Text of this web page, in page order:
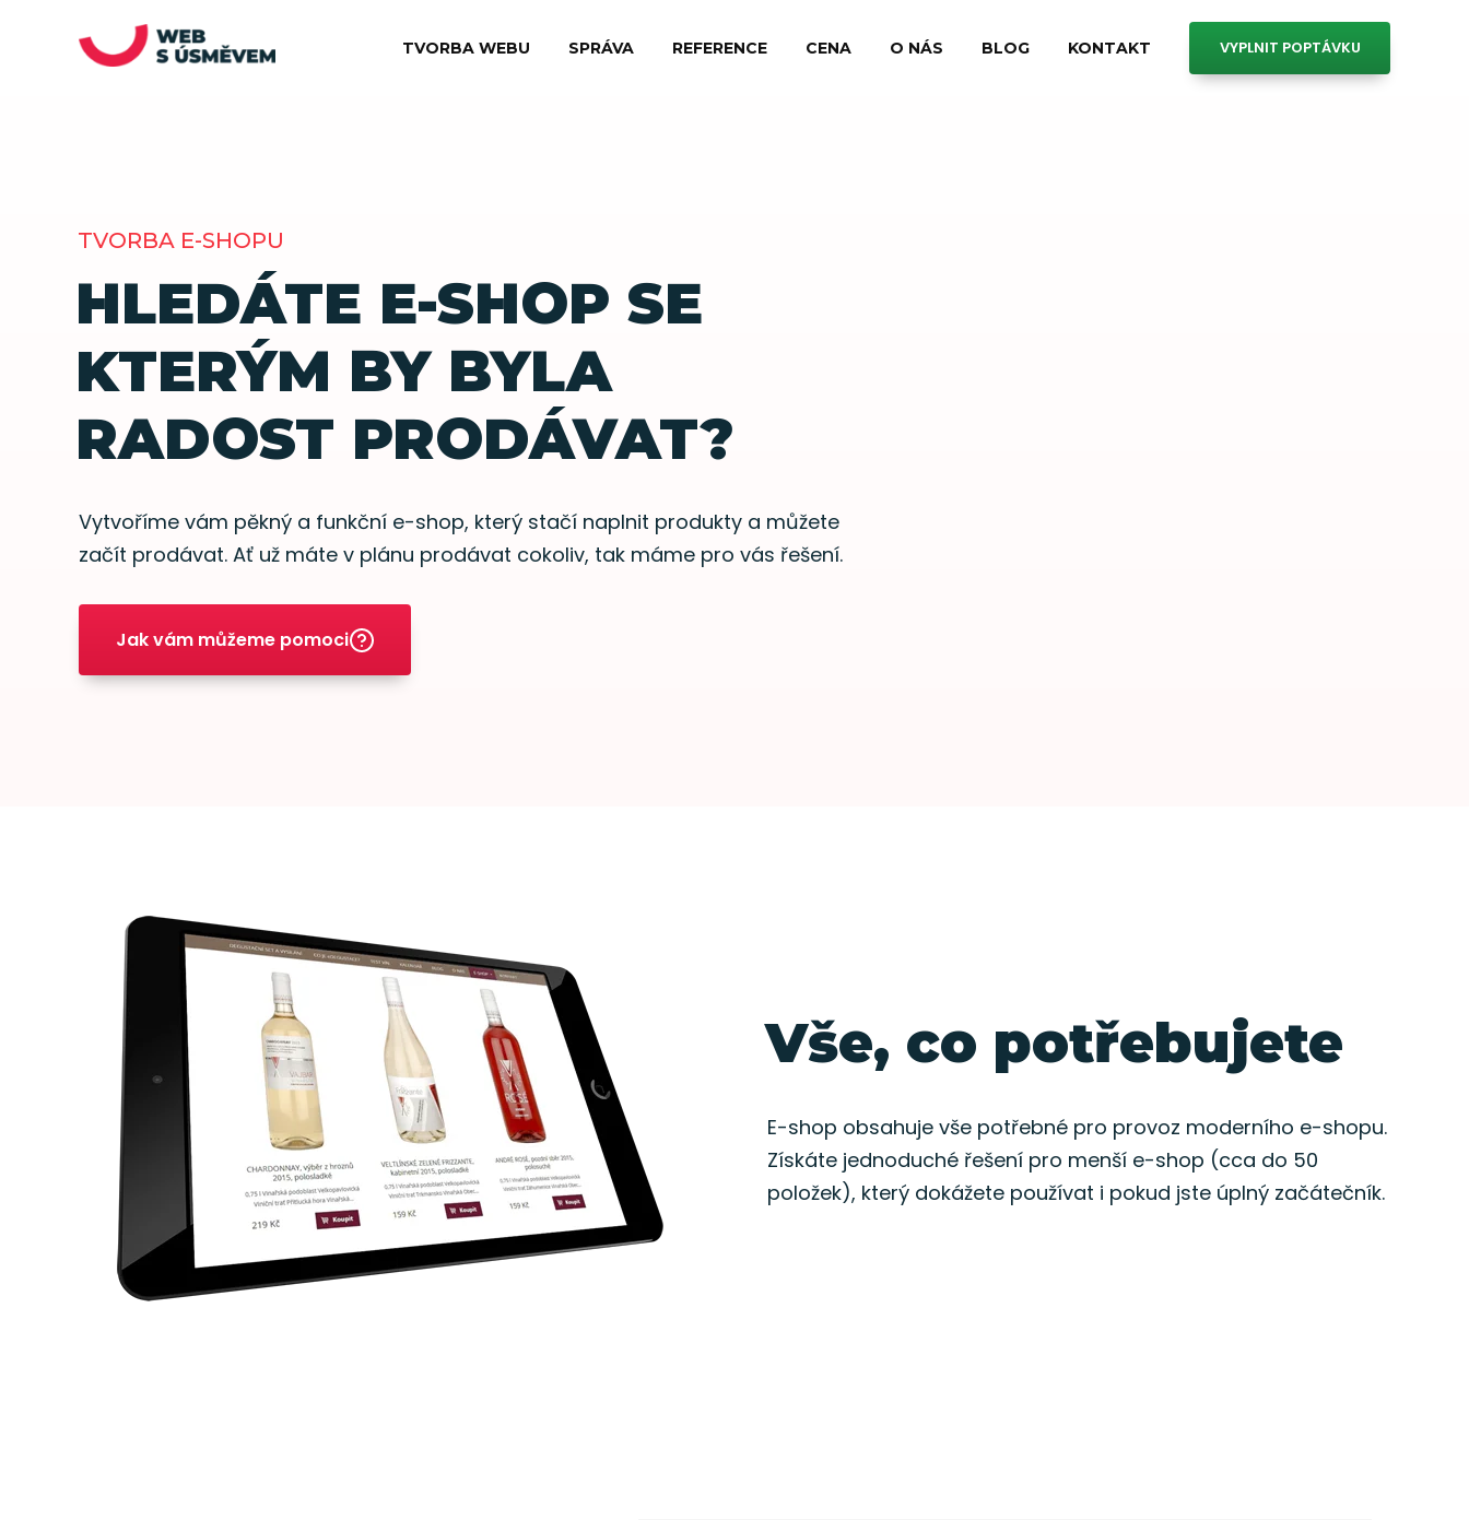
TVORBA WEBU SPRÁVA REFERENCE CENA O NÁS BLOG KONTAKT VYPLNIT POPTÁVKU
TVORBA E-SHOPU
HLEDÁTE E-SHOP SE
KTERÝM BY BYLA
RADOST PRODÁVAT?
Vytvoříme vám pěkný a funkční e-shop, který stačí naplnit produkty a můžete
začít prodávat. Ať už máte v plánu prodávat cokoliv, tak máme pro vás řešení.
Jak vám můžeme pomoci
Vše, co potřebujete
E-shop obsahuje vše potřebné pro provoz moderního e-shopu.
Získáte jednoduché řešení pro menší e-shop (cca do 50
položek), který dokážete používat i pokud jste úplný začátečník.